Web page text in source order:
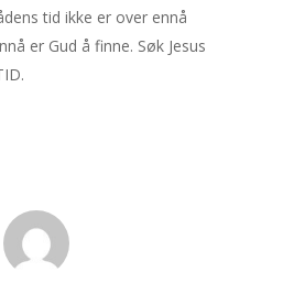
tid ikke er over ennå
er Gud å finne. Søk Jesus